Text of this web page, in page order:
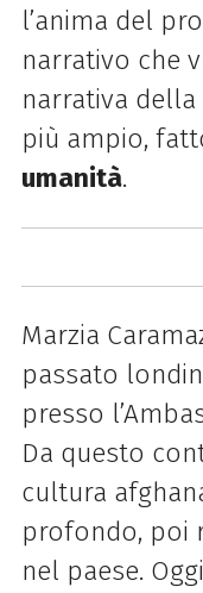
l’anima del
narrativo che
narrativa della
più ampio,
umanità.
Marzia
passato
presso
Da questo
cultura
profondo, poi
nel paese.